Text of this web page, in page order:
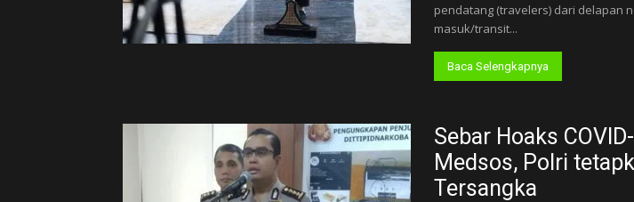
pendatang (travelers) dari delapan
masuk/transit...
Baca Selengkapnya
Sebar Hoaks
Medsos, Polri
Tersangka